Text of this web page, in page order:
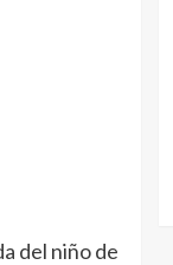
del niño de